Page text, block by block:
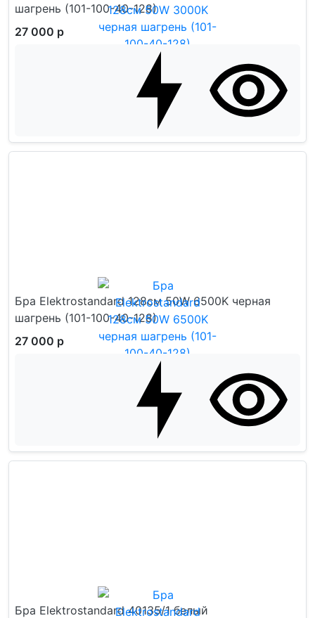
шагрень (101-100-40-128)
27 000 р
Бра Elektrostandard 128см 50W 6500K черная
шагрень (101-100-40-128)
27 000 р
Бра Elektrostandard 40135/1 белый